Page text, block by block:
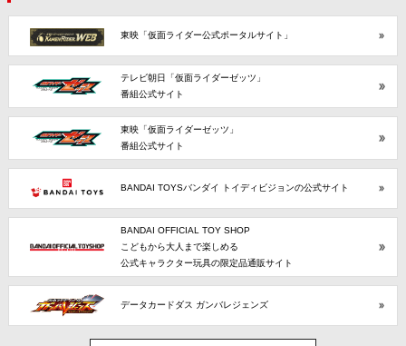
東映「仮面ライダー公式ポータルサイト」
テレビ朝日「仮面ライダーゼッツ」
番組公式サイト
東映「仮面ライダーゼッツ」
番組公式サイト
BANDAI TOYSバンダイ トイディビジョンの公式サイト
BANDAI OFFICIAL TOY SHOP
こどもから大人まで楽しめる
公式キャラクター玩具の限定品通販サイト
データカードダス ガンバレジェンズ